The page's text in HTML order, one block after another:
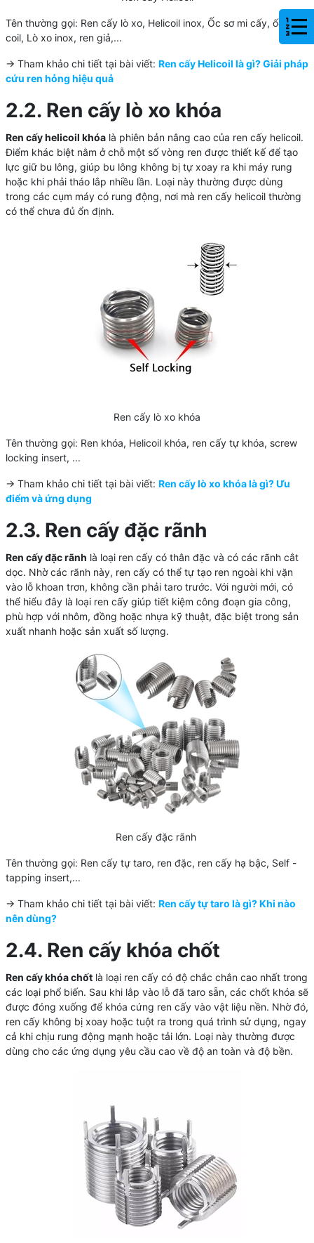
Tên thường gọi: Ren cấy lò xo, Helicoil inox, Ốc sơ mi cấy, ốc cấy,
coil, Lò xo inox, ren giả,...
-> Tham khảo chi tiết tại bài viết: Ren cấy Helicoil là gì? Giải pháp
cứu ren hỏng hiệu quả
2.2. Ren cấy lò xo khóa
Ren cấy helicoil khóalà phiên bản nâng cao của ren cấy helicoil.
Điểm khác biệt nằm ở chỗ một số vòng ren được thiết kế để tạo
lực giữ bu lông, giúp bu lông không bị tự xoay ra khi máy rung
hoặc khi phải tháo lắp nhiều lần. Loại này thường được dùng
trong các cụm máy có rung động, nơi mà ren cấy helicoil thường
có thể chưa đủ ổn định.
Ren cấy lò xo khóa
Tên thường gọi: Ren khóa, Helicoil khóa, ren cấy tự khóa, screw
locking insert, ...
-> Tham khảo chi tiết tại bài viết: Ren cấy lò xo khóa là gì? Ưu
điểm và ứng dụng
2.3. Ren cấy đặc rãnh
Ren cấy đặc rãnh là loại ren cấy có thân đặc và có các rãnh cắt
dọc. Nhờ các rãnh này, ren cấy có thể tự tạo ren ngoài khi vặn
vào lỗ khoan trơn, không cần phải taro trước. Với người mới, có
thể hiểu đây là loại ren cấy giúp tiết kiệm công đoạn gia công,
phù hợp với nhôm, đồng hoặc nhựa kỹ thuật, đặc biệt trong sản
xuất nhanh hoặc sản xuất số lượng.
Ren cấy đặc rãnh
Tên thường gọi: Ren cấy tự taro, ren đặc, ren cấy hạ bậc, Self -
tapping insert,...
-> Tham khảo chi tiết tại bài viết: Ren cấy tự taro là gì? Khi nào
nên dùng?
2.4. Ren cấy khóa chốt
Ren cấy khóa chốtlà loại ren cấy có độ chắc chắn cao nhất trong
các loại phổ biến. Sau khi lắp vào lỗ đã taro sẵn, các chốt khóa sẽ
được đóng xuống để khóa cứng ren cấy vào vật liệu nền. Nhờ đó,
ren cấy không bị xoay hoặc tuột ra trong quá trình sử dụng, ngay
cả khi chịu rung động mạnh hoặc tải lớn. Loại này thường được
dùng cho các ứng dụng yêu cầu cao về độ an toàn và độ bền.